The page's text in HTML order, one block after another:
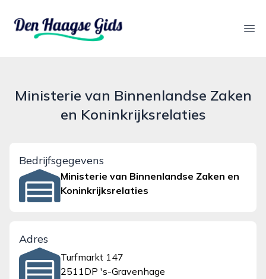
denhaagsegids.nl
Ministerie van Binnenlandse Zaken
en Koninkrijksrelaties
Bedrijfsgegevens
Ministerie van Binnenlandse Zaken en
Koninkrijksrelaties
Adres
Turfmarkt 147
2511DP 's-Gravenhage